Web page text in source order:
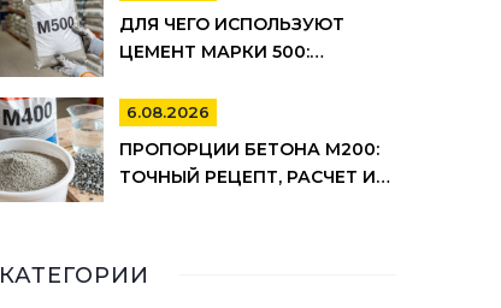
ДЛЯ ЧЕГО ИСПОЛЬЗУЮТ
ЦЕМЕНТ МАРКИ 500:
МИНУСЫ
6.08.2026
ПРОПОРЦИИ БЕТОНА М200:
ТОЧНЫЙ РЕЦЕПТ, РАСЧЕТ И
КАТЕГОРИИ